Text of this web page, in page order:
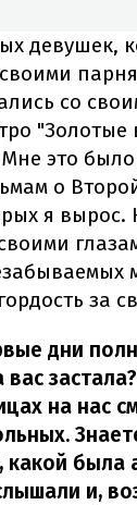
девушек,
со
"Золотые
это
о
я вырос.
за
дни
на нас
какой была
и,